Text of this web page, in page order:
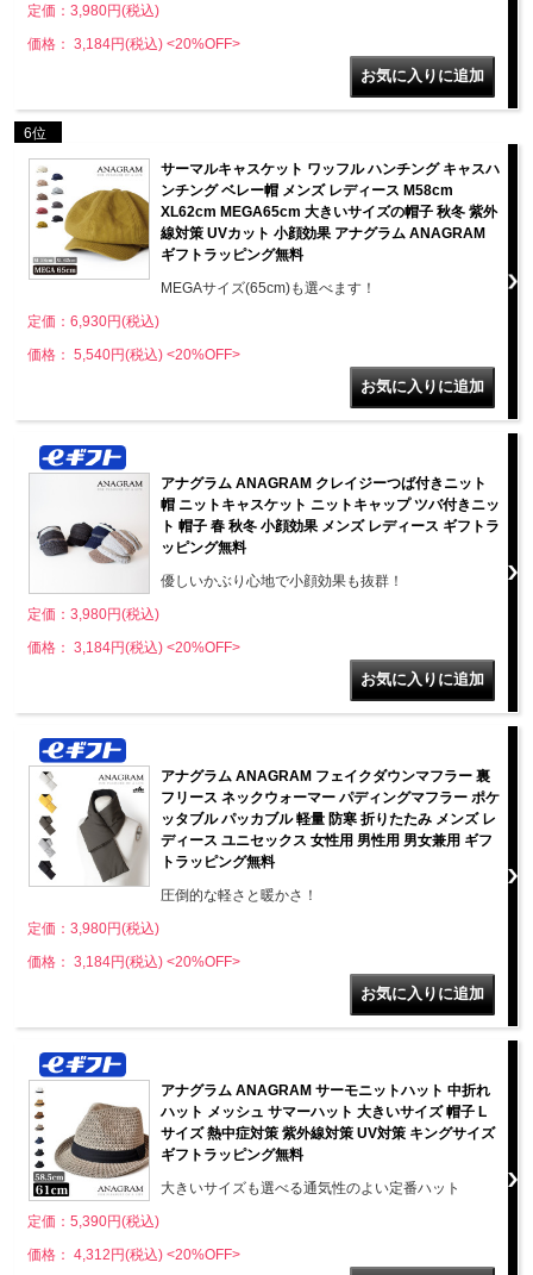
定価：3,980円(税込)
価格： 3,184円(税込) <20%OFF>
6位
サーマルキャスケット ワッフル ハンチング キャスハ
ンチング ベレー帽 メンズ レディース M58cm
XL62cm MEGA65cm 大きいサイズの帽子 秋冬 紫外
線対策 UVカット 小顔効果 アナグラム ANAGRAM
ギフトラッピング無料
MEGAサイズ(65cm)も選べます！
定価：6,930円(税込)
価格： 5,540円(税込) <20%OFF>
アナグラム ANAGRAM クレイジーつば付きニット
帽 ニットキャスケット ニットキャップ ツバ付きニッ
ト 帽子 春 秋冬 小顔効果 メンズ レディース ギフトラ
ッピング無料
優しいかぶり心地で小顔効果も抜群！
定価：3,980円(税込)
価格： 3,184円(税込) <20%OFF>
アナグラム ANAGRAM フェイクダウンマフラー 裏
フリース ネックウォーマー パディングマフラー ポケ
ッタブル パッカブル 軽量 防寒 折りたたみ メンズ レ
ディース ユニセックス 女性用 男性用 男女兼用 ギフ
トラッピング無料
圧倒的な軽さと暖かさ！
定価：3,980円(税込)
価格： 3,184円(税込) <20%OFF>
アナグラム ANAGRAM サーモニットハット 中折れ
ハット メッシュ サマーハット 大きいサイズ 帽子 L
サイズ 熱中症対策 紫外線対策 UV対策 キングサイズ
ギフトラッピング無料
大きいサイズも選べる通気性のよい定番ハット
定価：5,390円(税込)
価格： 4,312円(税込) <20%OFF>